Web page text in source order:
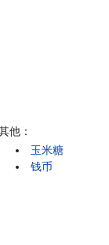
他：
玉米糖
钱币